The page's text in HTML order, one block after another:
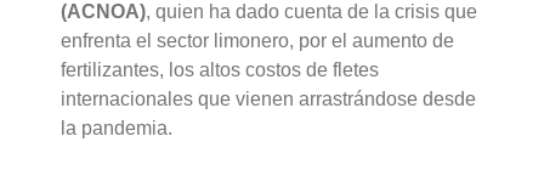
(ACNOA), quien ha dado cuenta de la crisis que
enfrenta el sector limonero, por el aumento de
fertilizantes, los altos costos de fletes
internacionales que vienen arrastrándose desde
la pandemia.